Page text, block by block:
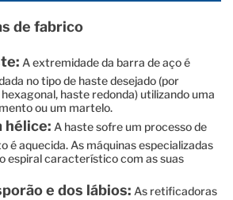
de fabrico
A extremidade da barra de aço é
no tipo de haste desejado (por
haste redonda) utilizando uma
ou um martelo.
hélice: A haste sofre um processo de
é aquecida. As máquinas especializadas
espiral característico com as suas
e dos lábios: As retificadoras